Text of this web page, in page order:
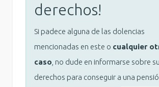
derechos!
Si padece alguna de las dolencias
mencionadas en este o cualquier
caso , no dude en informarse sobre
derechos para conseguir a una